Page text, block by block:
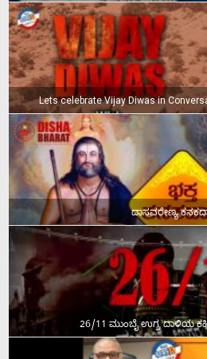
Lets celebrate Vijay Diwas in
ದಾಸವರೇಣ್ಯ
26/11 ಮುಂಬೈ ಉಗ್ರ ದಾಳಿಯ